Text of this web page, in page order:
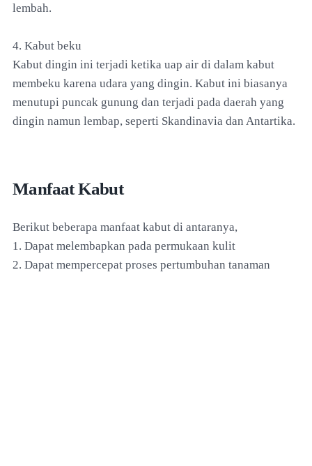
lembah.
4. Kabut beku
Kabut dingin ini terjadi ketika uap air di dalam kabut
membeku karena udara yang dingin. Kabut ini biasanya
menutupi puncak gunung dan terjadi pada daerah yang
dingin namun lembap, seperti Skandinavia dan Antartika.
Manfaat Kabut
Berikut beberapa manfaat kabut di antaranya,
1. Dapat melembapkan pada permukaan kulit
2. Dapat mempercepat proses pertumbuhan tanaman